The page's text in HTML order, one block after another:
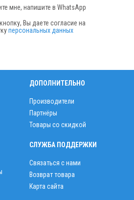
мне, напишите в WhatsApp
Вы даете согласие на
персональных данных
ДОПОЛНИТЕЛЬНО
Производители
Партнёры
Товары со скидкой
СЛУЖБА ПОДДЕРЖКИ
Связаться с нами
Возврат товара
Карта сайта